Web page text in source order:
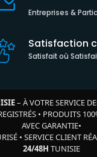
Entreprises &
Satisfaction
Satisfait où
– À VOTRE SERVICE
• PRODUITS
AVEC GARANTIE•
• SERVICE CLIENT
24/48H TUNISIE